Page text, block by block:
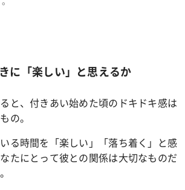
に「楽しい」と思えるか
と、付きあい始めた頃のドキドキ感は
の。
る時間を「楽しい」「落ち着く」と感
たにとって彼との関係は大切なものだ